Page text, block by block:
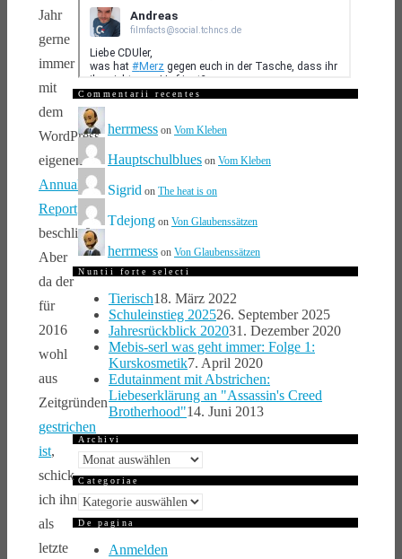
Jahr
gerne
immer
mit
dem
WordPress-
eigenen
Annual
Report
beschließe.
Aber
da der
für
2016
wohl
aus
Zeitgründen
gestrichen
ist,
schick
ich ihn
als
letzte
Commentarii recentes
herrmess on Vom Kleben
Hauptschulblues on Vom Kleben
Sigrid on The heat is on
Tdejong on Von Glaubenssätzen
herrmess on Von Glaubenssätzen
Nuntii forte selecti
Tierisch18. März 2022
Schuleinstieg 202526. September 2025
Jahresrückblick 202031. Dezember 2020
Mebis-serl was geht immer: Folge 1:
Kurskosmetik7. April 2020
Edutainment mit Abstrichen:
Liebeserklärung an "Assassin's Creed
Brotherhood"14. Juni 2013
Archivi
Archivi
Categoriae
Categoriae
De pagina
Anmelden